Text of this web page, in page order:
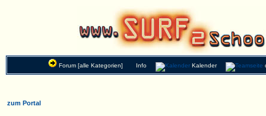
Forum [alle Kategorien] Info Kalender
zum Portal